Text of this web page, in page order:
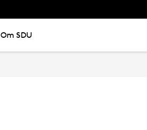
Om SDU